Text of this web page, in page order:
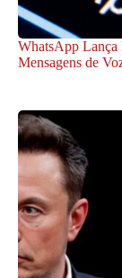
WhatsApp Lança
Mensagens de